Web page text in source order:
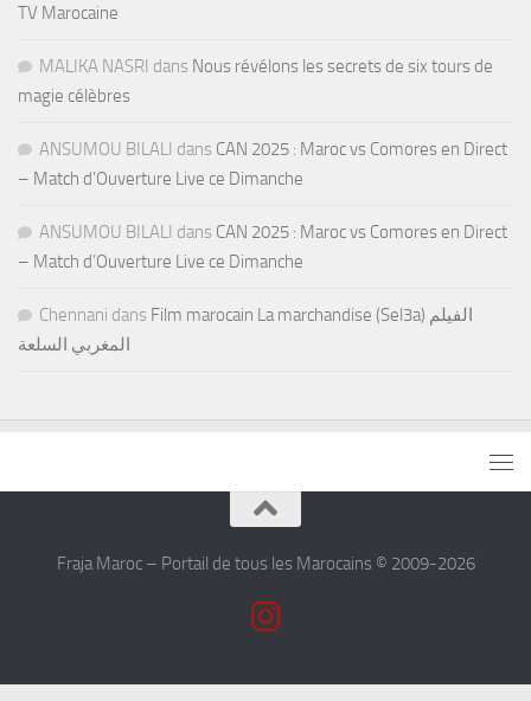
TV Marocaine
MALIKA NASRI dans Nous révélons les secrets de six tours de
magie célèbres
ANSUMOU BILALI dans CAN 2025 : Maroc vs Comores en Direct
– Match d’Ouverture Live ce Dimanche
ANSUMOU BILALI dans CAN 2025 : Maroc vs Comores en Direct
– Match d’Ouverture Live ce Dimanche
Chennani dans Film marocain La marchandise (Sel3a) الفيلم
المغربي السلعة
Fraja Maroc – Portail de tous les Marocains © 2009-2026